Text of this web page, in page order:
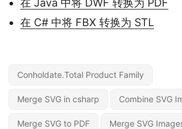
在 Java 中将 DWF 转换为 PDF
在 C# 中将 FBX 转换为 STL
Conholdate.Total Product Family
Merge SVG in csharp Combine SVG
Merge SVG to PDF Merge SVG